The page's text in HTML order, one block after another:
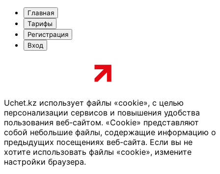
Главная
Тарифы
Регистрация
Вход
Uchet.kz использует файлы «cookie», с целью
персонализации сервисов и повышения удобства
пользования веб-сайтом. «Cookie» представляют
собой небольшие файлы, содержащие информацию о
предыдущих посещениях веб-сайта. Если вы не
хотите использовать файлы «cookie», измените
настройки браузера.